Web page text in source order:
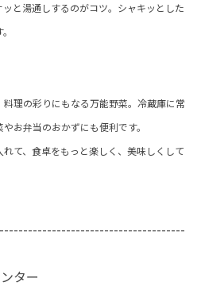
と湯通しするのがコツ。シャキッとした
理の彩りにもなる万能野菜。冷蔵庫に常
お弁当のおかずにも便利です。
て、食卓をもっと楽しく、美味しくして
ター